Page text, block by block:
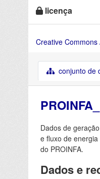
licença
Creative Commons
conjunto de
Dados de
e fluxo de
do PROINFA.
Dados e